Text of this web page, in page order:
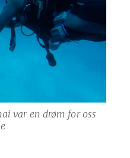
var en drøm for oss